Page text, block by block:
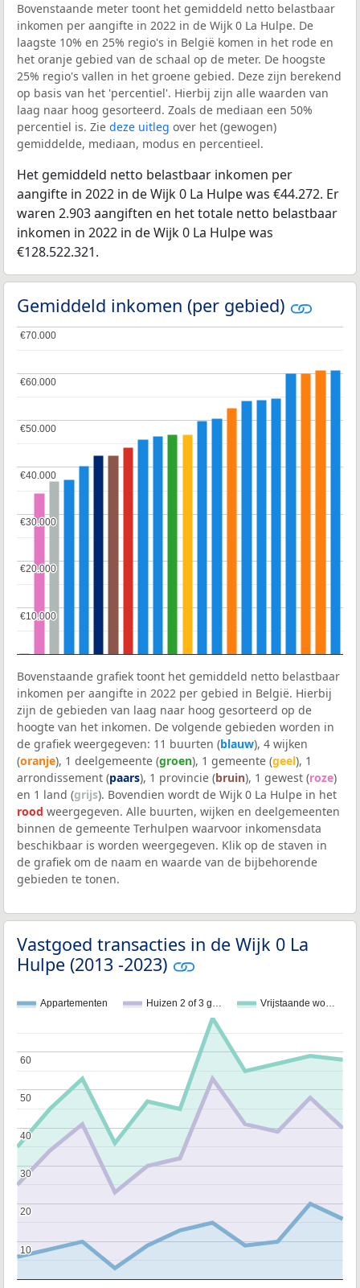
Bovenstaande meter toont het gemiddeld netto belastbaar
inkomen per aangifte in 2022 in de Wijk 0 La Hulpe. De
laagste 10% en 25% regio's in België komen in het rode en
het oranje gebied van de schaal op de meter. De hoogste
25% regio's vallen in het groene gebied. Deze zijn berekend
op basis van het 'percentiel'. Hierbij zijn alle waarden van
laag naar hoog gesorteerd. Zoals de mediaan een 50%
percentiel is. Zie deze uitleg over het (gewogen)
gemiddelde, mediaan, modus en percentieel.
Het gemiddeld netto belastbaar inkomen per
aangifte in 2022 in de Wijk 0 La Hulpe was €44.272. Er
waren 2.903 aangiften en het totale netto belastbaar
inkomen in 2022 in de Wijk 0 La Hulpe was
€128.522.321.
Gemiddeld inkomen (per gebied)
€10.000
€10.000
€20.000
€20.000
€30.000
€30.000
€40.000
€40.000
€50.000
€50.000
€60.000
€60.000
€70.000
€70.000
Bovenstaande grafiek toont het gemiddeld netto belastbaar
inkomen per aangifte in 2022 per gebied in België. Hierbij
zijn de gebieden van laag naar hoog gesorteerd op de
hoogte van het inkomen. De volgende gebieden worden in
de grafiek weergegeven: 11 buurten (blauw), 4 wijken
(oranje), 1 deelgemeente (groen), 1 gemeente (geel), 1
arrondissement (paars), 1 provincie (bruin), 1 gewest (roze)
en 1 land (grijs). Bovendien wordt de Wijk 0 La Hulpe in het
rood weergegeven. Alle buurten, wijken en deelgemeenten
binnen de gemeente Terhulpen waarvoor inkomensdata
beschikbaar is worden weergegeven. Klik op de staven in
de grafiek om de naam en waarde van de bijbehorende
gebieden te tonen.
Vastgoed transacties in de Wijk 0 La
Hulpe (2013 -2023)
Appartementen Huizen 2 of 3 g… Vrijstaande wo…
10
10
20
20
30
30
40
40
50
50
60
60